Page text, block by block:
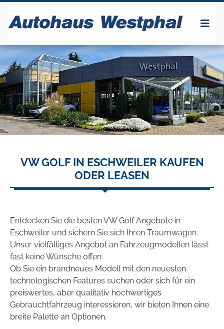
VW GOLF IN ESCHWEILER KAUFEN
ODER LEASEN
Entdecken Sie die besten VW Golf Angebote in
Eschweiler und sichern Sie sich Ihren Traumwagen.
Unser vielfältiges Angebot an Fahrzeugmodellen lässt
fast keine Wünsche offen.
Ob Sie ein brandneues Modell mit den neuesten
technologischen Features suchen oder sich für ein
preiswertes, aber qualitativ hochwertiges
Gebrauchtfahrzeug interessieren, wir bieten Ihnen eine
breite Palette an Optionen.